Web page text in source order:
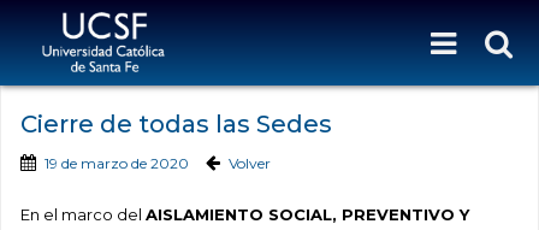
Cierre de todas las Sedes
19 de marzo de 2020 Volver
En el marco del AISLAMIENTO SOCIAL, PREVENTIVO Y